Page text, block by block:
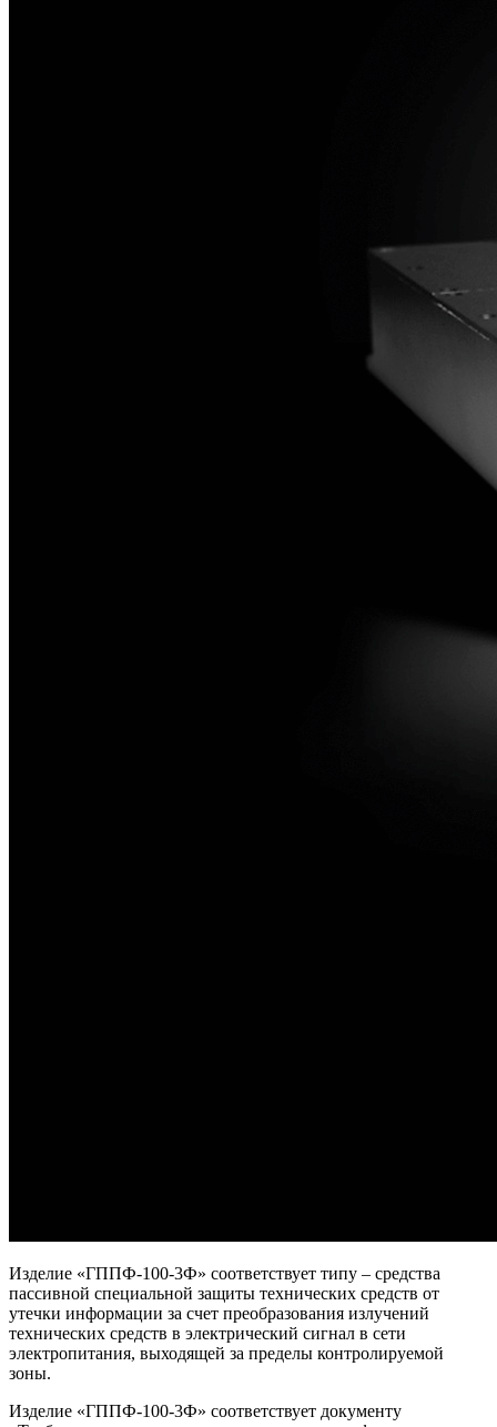
Изделие «ГППФ-100-3Ф» соответствует типу – средства
пассивной специальной защиты технических средств от
утечки информации за счет преобразования излучений
технических средств в электрический сигнал в сети
электропитания, выходящей за пределы контролируемой
зоны.
Изделие «ГППФ-100-3Ф» соответствует документу